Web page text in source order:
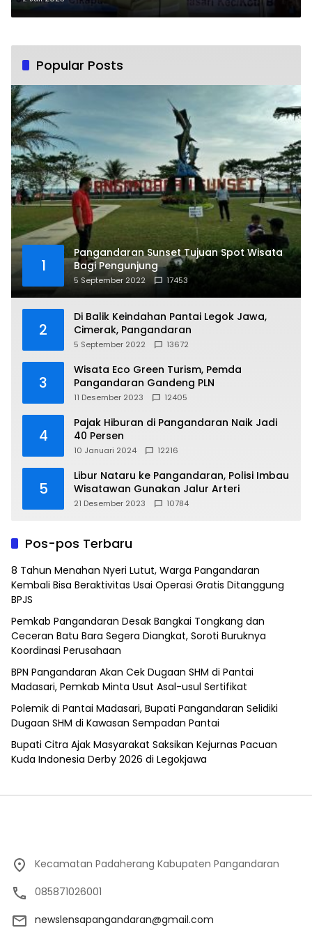
Popular Posts
1
Pangandaran Sunset Tujuan Spot Wisata
Bagi Pengunjung
5 September 2022 17453
2
Di Balik Keindahan Pantai Legok Jawa,
Cimerak, Pangandaran
5 September 2022 13672
3
Wisata Eco Green Turism, Pemda
Pangandaran Gandeng PLN
11 Desember 2023 12405
4
Pajak Hiburan di Pangandaran Naik Jadi
40 Persen
10 Januari 2024 12216
5
Libur Nataru ke Pangandaran, Polisi Imbau
Wisatawan Gunakan Jalur Arteri
21 Desember 2023 10784
Pos-pos Terbaru
8 Tahun Menahan Nyeri Lutut, Warga Pangandaran
Kembali Bisa Beraktivitas Usai Operasi Gratis Ditanggung
BPJS
Pemkab Pangandaran Desak Bangkai Tongkang dan
Ceceran Batu Bara Segera Diangkat, Soroti Buruknya
Koordinasi Perusahaan
BPN Pangandaran Akan Cek Dugaan SHM di Pantai
Madasari, Pemkab Minta Usut Asal-usul Sertifikat
Polemik di Pantai Madasari, Bupati Pangandaran Selidiki
Dugaan SHM di Kawasan Sempadan Pantai
Bupati Citra Ajak Masyarakat Saksikan Kejurnas Pacuan
Kuda Indonesia Derby 2026 di Legokjawa
Kecamatan Padaherang Kabupaten Pangandaran
085871026001
newslensapangandaran@gmail.com